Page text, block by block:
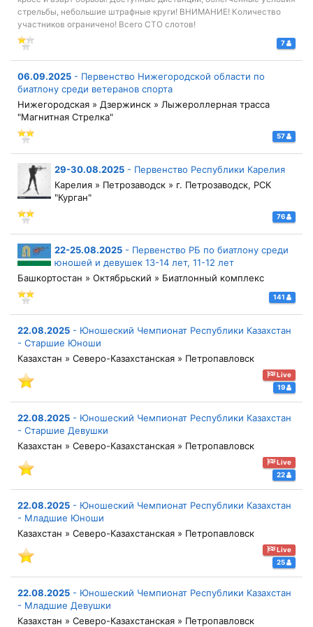
стрельбы, небольшие штрафные круги! ВНИМАНИЕ! Количество
участников ограничено! Всего СТО слотов!
7
06.09.2025 - Первенство Нижегородской области по
биатлону среди ветеранов спорта
Нижегородская » Дзержинск » Лыжероллерная трасса
"Магнитная Стрелка"
57
29-30.08.2025 - Первенство Республики Карелия
Карелия » Петрозаводск » г. Петрозаводск, РСК
"Курган"
76
22-25.08.2025 - Первенство РБ по биатлону среди
юношей и девушек 13-14 лет, 11-12 лет
Башкортостан » Октябрьский » Биатлонный комплекс
141
22.08.2025 - Юношеский Чемпионат Республики Казахстан
- Старшие Юноши
Казахстан » Северо-Казахстанская » Петропавловск
Live
19
22.08.2025 - Юношеский Чемпионат Республики Казахстан
- Старшие Девушки
Казахстан » Северо-Казахстанская » Петропавловск
Live
22
22.08.2025 - Юношеский Чемпионат Республики Казахстан
- Младшие Юноши
Казахстан » Северо-Казахстанская » Петропавловск
Live
25
22.08.2025 - Юношеский Чемпионат Республики Казахстан
- Младшие Девушки
Казахстан » Северо-Казахстанская » Петропавловск